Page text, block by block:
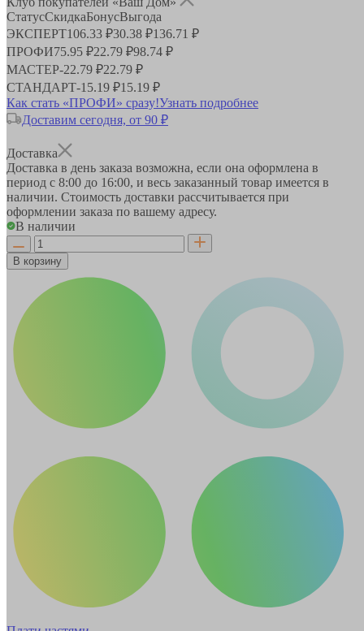
СтатусСкидкаБонусВыгода
ЭКСПЕРТ106.33 ₽30.38 ₽136.71 ₽
ПРОФИ75.95 ₽22.79 ₽98.74 ₽
МАСТЕР-22.79 ₽22.79 ₽
СТАНДАРТ-15.19 ₽15.19 ₽
Как стать «ПРОФИ» сразу!Узнать подробнее
Доставим сегодня, от 90 ₽
Доставка
Доставка в день заказа возможна, если она оформлена в
период с 8:00 до 16:00, и весь заказанный товар имеется в
наличии. Стоимость доставки рассчитывается при
оформлении заказа по вашему адресу.
В наличии
В корзину